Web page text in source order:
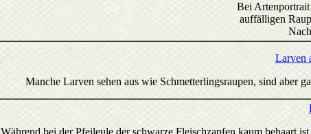
Bei Artenportrait
auffälligen
Larven
Manche Larven sehen aus wie Schmetterlingsraupen, sind aber
Während bei der Pfeileule der schwarze Fleischzapfen kaum behaart